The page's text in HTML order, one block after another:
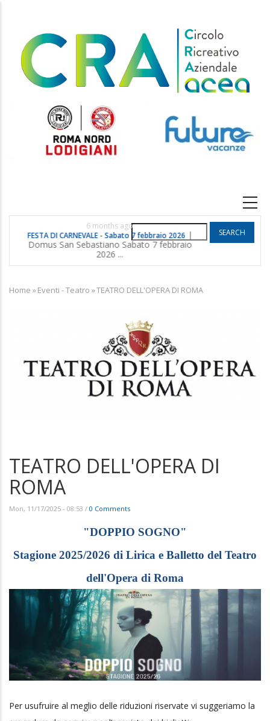
content
6 months ago
FESTA DI CARNEVALE - Sabato 7 febbraio 2026 |
Domus San Sebastiano Sabato 7 febbraio
2026 ...
POGGIO
Search
Breadcrumb
Home »Eventi - Teatro »TEATRO DELL'OPERA DI ROMA
TEATRO DELL'OPERA DI
ROMA
Mon, 11/17/2025 - 08:53 / 0 Comments
"DOPPIO SOGNO"
Stagione 2025/2026 di Lirica e Balletto del Teatro
dell'Opera di Roma
Per usufruire al meglio delle riduzioni riservate vi suggeriamo la